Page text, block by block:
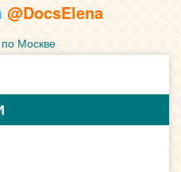
@DocsElena
Москве